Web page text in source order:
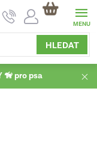
HLEDAT
NÁKUPNÍ
KOŠÍK
🦮 pro psa